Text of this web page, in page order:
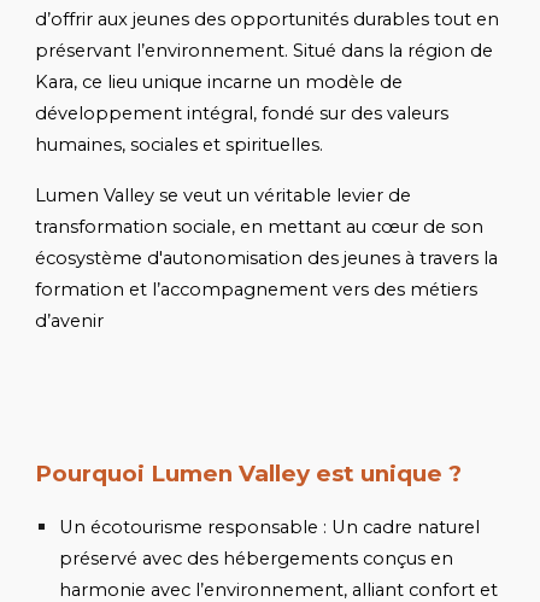
d’offrir aux jeunes des opportunités durables tout en
préservant l’environnement. Situé dans la région de
Kara, ce lieu unique incarne un modèle de
développement intégral, fondé sur des valeurs
humaines, sociales et spirituelles.
Lumen Valley se veut unvéritable levier de
transformation sociale, en mettant au cœur de son
écosystème d'autonomisation des jeunes à travers la
formation et l’accompagnement vers des métiers
d’avenir
Pourquoi Lumen Valley est unique ?
Un écotourisme responsable : Un cadre naturel
préservé avec des hébergements conçus en
harmonie avec l’environnement, alliant confort et